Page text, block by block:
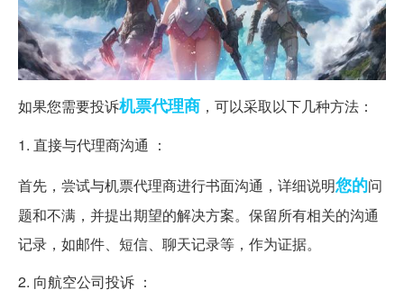
如果您需要投诉机票代理商 ，可以采取以下几种方法：
1. 直接与代理商沟通 ：
首先，尝试与机票代理商进行书面沟通，详细说明您的问
题和不满，并提出期望的解决方案。保留所有相关的沟通
记录，如邮件、短信、聊天记录等，作为证据。
2. 向航空公司投诉 ：